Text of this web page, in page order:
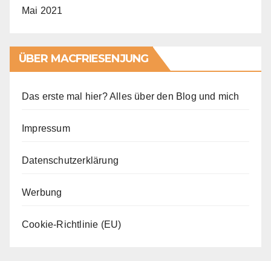
Mai 2021
ÜBER MACFRIESENJUNG
Das erste mal hier? Alles über den Blog und mich
Impressum
Datenschutzerklärung
Werbung
Cookie-Richtlinie (EU)